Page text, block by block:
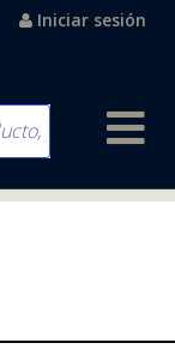
Iniciar sesión